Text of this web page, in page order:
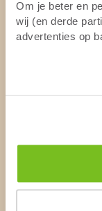
Om je beter en
wij (en derde
advertenties op